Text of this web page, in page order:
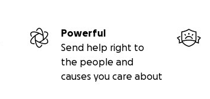
Powerful
Send help right to
the people and
causes you care about